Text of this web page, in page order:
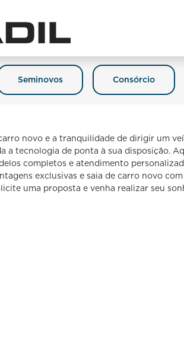
Seminovos Consórcio
novo e a tranquilidade de dirigir um
a tecnologia de ponta à sua disposição.
completos e atendimento
exclusivas e saia de carro novo
uma proposta e venha realizar seu